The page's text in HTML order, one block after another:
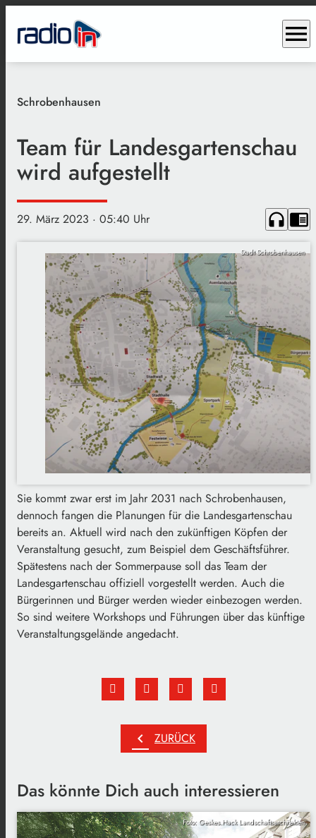
menu
Schrobenhausen
Team für Landesgartenschau
wird aufgestellt
29. März 2023 · 05:40 Uhr headphones chrome_reader_mode
Stadt Schrobenhausen
Sie kommt zwar erst im Jahr 2031 nach Schrobenhausen,
dennoch fangen die Planungen für die Landesgartenschau
bereits an. Aktuell wird nach den zukünftigen Köpfen der
Veranstaltung gesucht, zum Beispiel dem Geschäftsführer.
Spätestens nach der Sommerpause soll das Team der
Landesgartenschau offiziell vorgestellt werden. Auch die
Bürgerinnen und Bürger werden wieder einbezogen werden.
So sind weitere Workshops und Führungen über das künftige
Veranstaltungsgelände angedacht.
chevron_left ZURÜCK
Das könnte Dich auch interessieren
Foto: Geskes.Hack Landschaftsarchitekten